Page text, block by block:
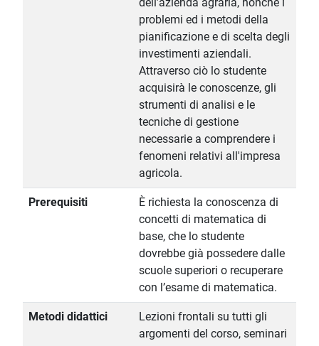
dell’azienda agraria, nonchè i
problemi ed i metodi della
pianificazione e di scelta degli
investimenti aziendali.
Attraverso ciò lo studente
acquisirà le conoscenze, gli
strumenti di analisi e le
tecniche di gestione
necessarie a comprendere i
fenomeni relativi all'impresa
agricola.
Prerequisiti
È richiesta la conoscenza di
concetti di matematica di
base, che lo studente
dovrebbe già possedere dalle
scuole superiori o recuperare
con l’esame di matematica.
Metodi didattici
Lezioni frontali su tutti gli
argomenti del corso, seminari